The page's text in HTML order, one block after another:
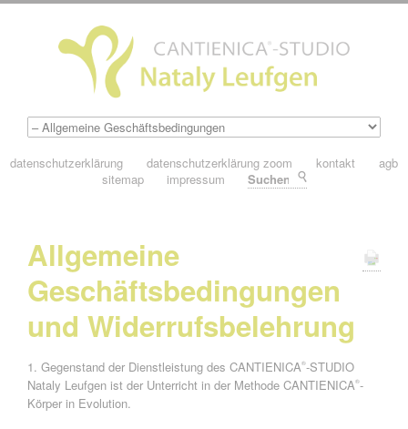
datenschutzerklärung datenschutzerklärung zoom kontakt
agb
sitemap
impressum
Allgemeine
Geschäftsbedingungen
und Widerrufsbelehrung
1. Gegenstand der Dienstleistung des CANTIENICA®-STUDIO
Nataly Leufgen ist der Unterricht in der Methode CANTIENICA®-
Körper in Evolution.